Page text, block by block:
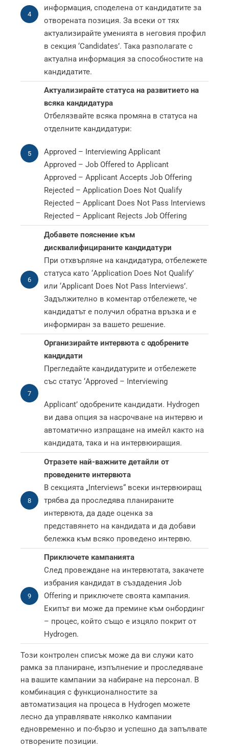
4
информация, споделена от кандидатите за
отворената позиция. За всеки от тях
актуализирайте уменията в неговия профил
в секция ‘Candidates’. Така разполагате с
актуална информация за способностите на
кандидатите.
5
Актуализирайте статуса на развитието на
всяка кандидатура
Отбелязвайте всяка промяна в статуса на
отделните кандидатури:
Approved – Interviewing Applicant
Approved – Job Offered to Applicant
Approved – Applicant Accepts Job Offering
Rejected – Application Does Not Qualify
Rejected – Applicant Does Not Pass Interviews
Rejected – Applicant Rejects Job Offering
6
Добавете пояснение към
дисквалифицираните кандидатури
При отхвърляне на кандидатура, отбележете
статуса като ‘Application Does Not Qualify’
или ‘Applicant Does Not Pass Interviews’.
Задължително в коментар отбележете, че
кандидатът е получил обратна връзка и е
информиран за вашето решение.
7
Организирайте интервюта с одобрените
кандидати
Прегледайте кандидатурите и отбележете
със статус ‘Approved – Interviewing
Applicant’ одобрените кандидати. Hydrogen
ви дава опция за насрочване на интервю и
автоматично изпращане на имейл както на
кандидата, така и на интервюиращия.
8
Отразете най-важните детайли от
проведените интервюта
В секцията „Interviews“ всеки интервюиращ
трябва да проследява планираните
интервюта, да даде оценка за
представянето на кандидата и да добави
бележка към всяко проведено интервю.
9
Приключете кампанията
След провеждане на интервютата, закачете
избрания кандидат в създадения Job
Offering и приключете своята кампания.
Екипът ви може да премине към онбординг
– процес, който също е изцяло покрит от
Hydrogen.
Този контролен списък може да ви служи като
рамка за планиране, изпълнение и проследяване
на вашите кампании за набиране на персонал. В
комбинация с функционалностите за
автоматизация на процеса в Hydrogen можете
лесно да управлявате няколко кампании
едновременно и по-бързо и успешно да запълвате
отворените позиции.